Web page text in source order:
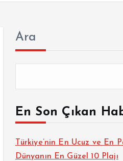
Ara
En Son Çıkan
Türkiye’nin En Ucuz ve En
Dünyanın En Güzel 10 Plajı